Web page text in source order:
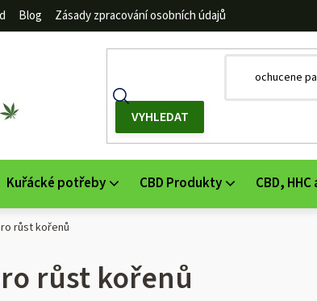
Blog Zásady zpracování osobních údajů
Kuřácké potřeby CBD Produkty CBD,
růst kořenů
růst kořenů